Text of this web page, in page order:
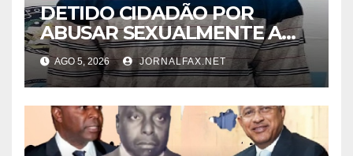
DETIDO CIDADÃO POR
ABUSAR SEXUALMENTE A
CUNHADA MENOR DE IDADE
AGO 5, 2026 JORNALFAX.NET